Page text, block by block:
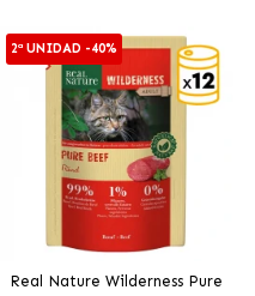
2ª UNIDAD -40%
Real Nature Wilderness Pure